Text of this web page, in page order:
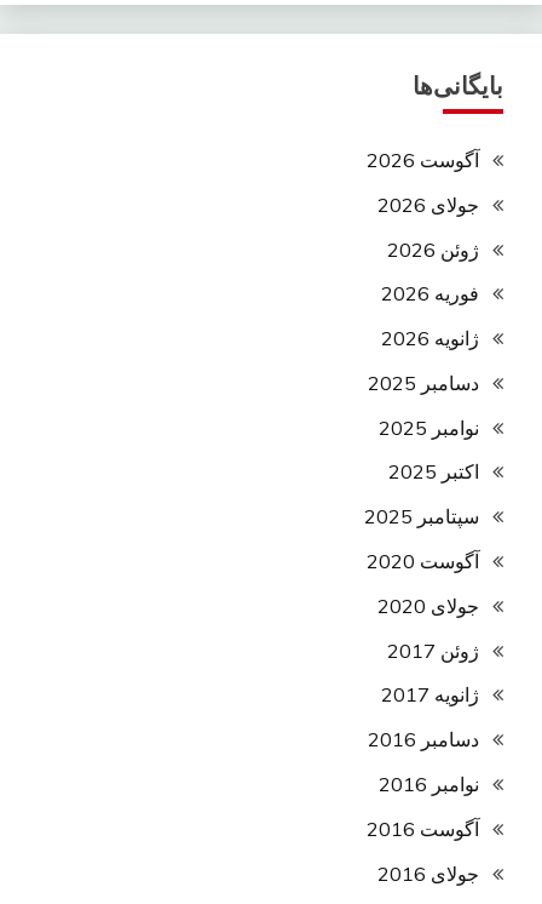
بایگانی‌ها
آگوست 2026
جولای 2026
ژوئن 2026
فوریه 2026
ژانویه 2026
دسامبر 2025
نوامبر 2025
اکتبر 2025
سپتامبر 2025
آگوست 2020
جولای 2020
ژوئن 2017
ژانویه 2017
دسامبر 2016
نوامبر 2016
آگوست 2016
جولای 2016